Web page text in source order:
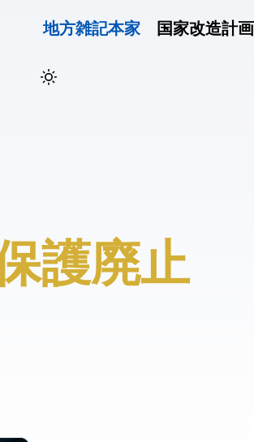
地方雑記(本家) 国家改造計画
護廃止